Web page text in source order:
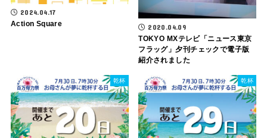
2024.04.17
Action Square 2020.04.09
TOKYO MXテレビ「ニュース東京
フラッグ」夕刊チェックで電子版
紹介されました
乾杯 乾杯